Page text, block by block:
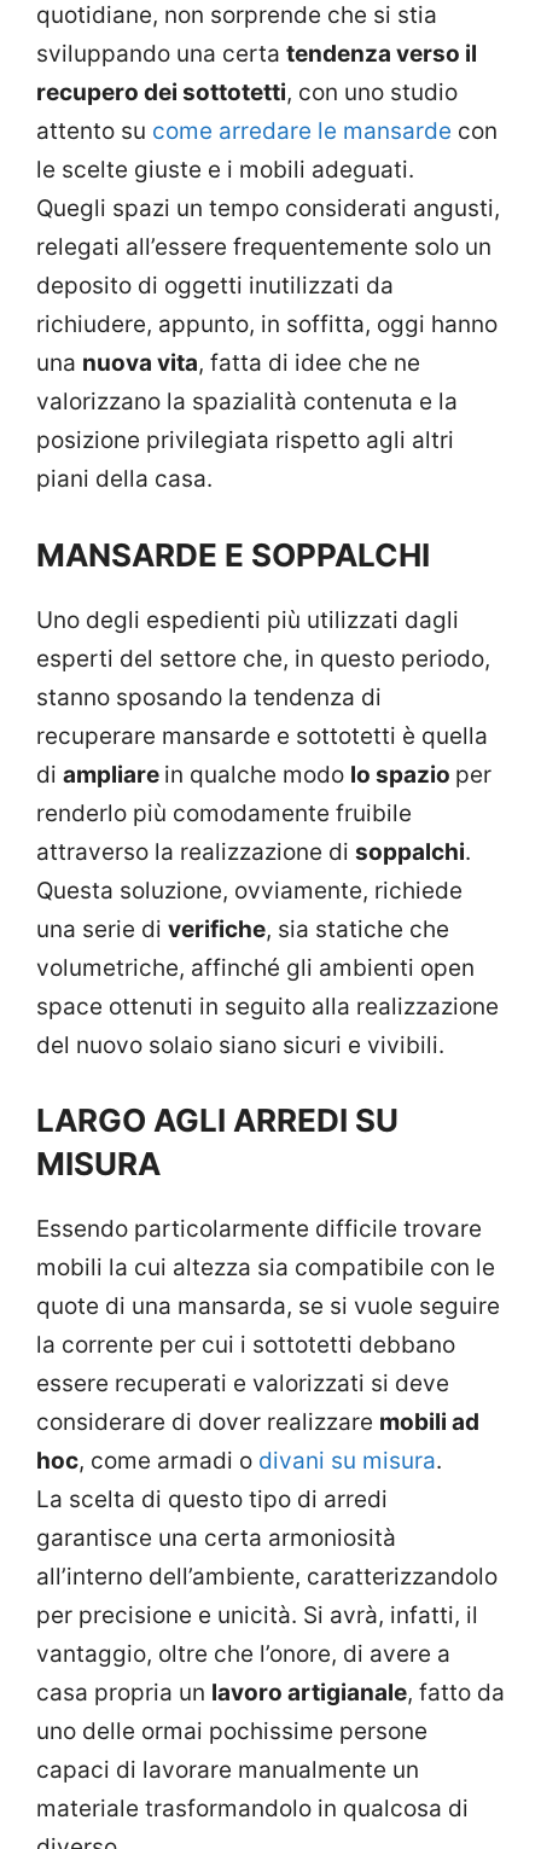
quotidiane, non sorprende che si stia
sviluppando una certa tendenza verso il
recupero dei sottotetti, con uno studio
attento su come arredare le mansarde con
le scelte giuste e i mobili adeguati.
Quegli spazi un tempo considerati angusti,
relegati all’essere frequentemente solo un
deposito di oggetti inutilizzati da
richiudere, appunto, in soffitta, oggi hanno
una nuova vita, fatta di idee che ne
valorizzano la spazialità contenuta e la
posizione privilegiata rispetto agli altri
piani della casa.
MANSARDE E SOPPALCHI
Uno degli espedienti più utilizzati dagli
esperti del settore che, in questo periodo,
stanno sposando la tendenza di
recuperare mansarde e sottotetti è quella
di ampliare in qualche modo lo spazio per
renderlo più comodamente fruibile
attraverso la realizzazione di soppalchi.
Questa soluzione, ovviamente, richiede
una serie di verifiche, sia statiche che
volumetriche, affinché gli ambienti open
space ottenuti in seguito alla realizzazione
del nuovo solaio siano sicuri e vivibili.
LARGO AGLI ARREDI SU
MISURA
Essendo particolarmente difficile trovare
mobili la cui altezza sia compatibile con le
quote di una mansarda, se si vuole seguire
la corrente per cui i sottotetti debbano
essere recuperati e valorizzati si deve
considerare di dover realizzare mobili ad
hoc, come armadi o divani su misura.
La scelta di questo tipo di arredi
garantisce una certa armoniosità
all’interno dell’ambiente, caratterizzandolo
per precisione e unicità. Si avrà, infatti, il
vantaggio, oltre che l’onore, di avere a
casa propria un lavoro artigianale, fatto da
uno delle ormai pochissime persone
capaci di lavorare manualmente un
materiale trasformandolo in qualcosa di